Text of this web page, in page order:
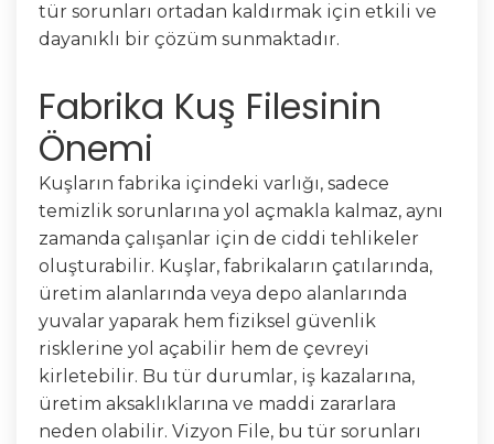
tür sorunları ortadan kaldırmak için etkili ve
dayanıklı bir çözüm sunmaktadır.
Fabrika Kuş Filesinin
Önemi
Kuşların fabrika içindeki varlığı, sadece
temizlik sorunlarına yol açmakla kalmaz, aynı
zamanda çalışanlar için de ciddi tehlikeler
oluşturabilir. Kuşlar, fabrikaların çatılarında,
üretim alanlarında veya depo alanlarında
yuvalar yaparak hem fiziksel güvenlik
risklerine yol açabilir hem de çevreyi
kirletebilir. Bu tür durumlar, iş kazalarına,
üretim aksaklıklarına ve maddi zararlara
neden olabilir. Vizyon File, bu tür sorunları